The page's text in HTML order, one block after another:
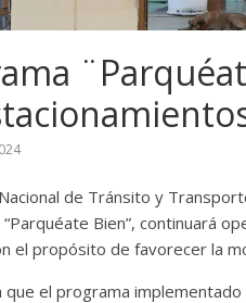
de Tránsito y
“Parquéate Bien”, continuará
el propósito de favorecer la
que el programa